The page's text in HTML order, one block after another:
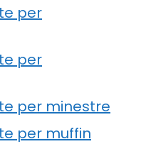
per
per
per minestre
per muffin